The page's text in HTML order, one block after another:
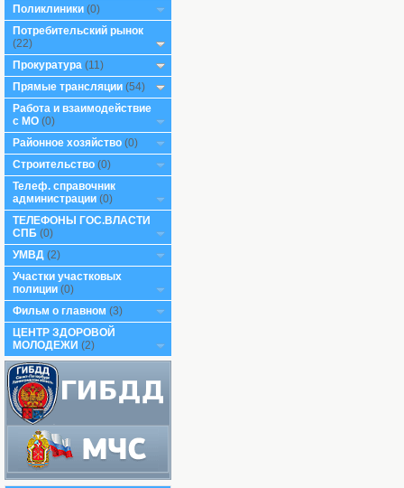
Поликлиники (0)
Потребительский рынок
(22)
Прокуратура (11)
Прямые трансляции (54)
Работа и взаимодействие
с МО (0)
Районное хозяйство (0)
Строительство (0)
Телеф. справочник
администрации (0)
ТЕЛЕФОНЫ ГОС.ВЛАСТИ
СПБ (0)
УМВД (2)
Участки участковых
полиции (0)
Фильм о главном (3)
ЦЕНТР ЗДОРОВОЙ
МОЛОДЕЖИ (2)